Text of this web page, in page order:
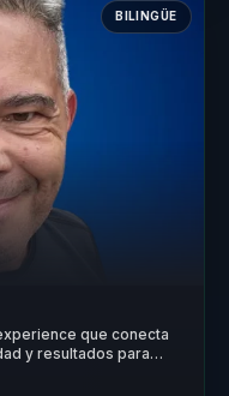
BILINGÜE
que conecta
y resultados para